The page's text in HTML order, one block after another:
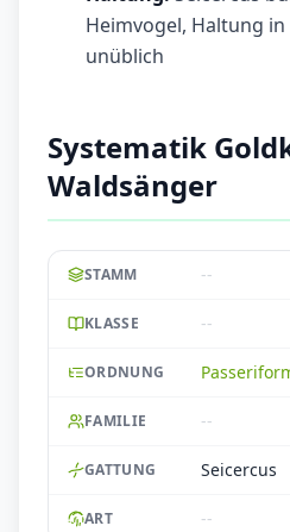
Heimvogel, Haltung
unüblich
Systematik
Waldsänger
STAMM --
KLASSE --
ORDNUNG
FAMILIE --
GATTUNG Seicercus
ART --